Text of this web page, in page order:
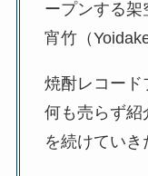
ープンする
宵竹（
焼酎レコード
何も売らず紹
を続けていき